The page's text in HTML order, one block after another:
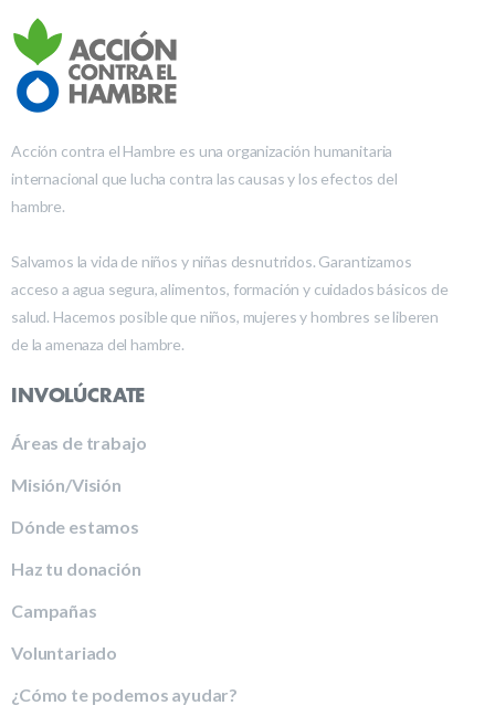
Acción contra el Hambre es una organización humanitaria
internacional que lucha contra las causas y los efectos del
hambre.
Salvamos la vida de niños y niñas desnutridos. Garantizamos
acceso a agua segura, alimentos, formación y cuidados básicos de
salud. Hacemos posible que niños, mujeres y hombres se liberen
de la amenaza del hambre.
INVOLÚCRATE
Áreas de trabajo
Misión/Visión
Dónde estamos
Haz tu donación
Campañas
Voluntariado
¿Cómo te podemos ayudar?